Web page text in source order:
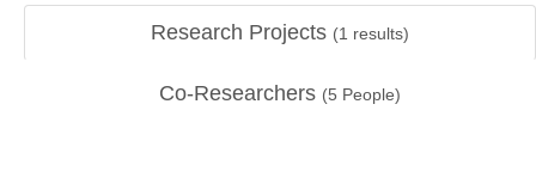
Research Projects (1 results)
Co-Researchers (5 People)